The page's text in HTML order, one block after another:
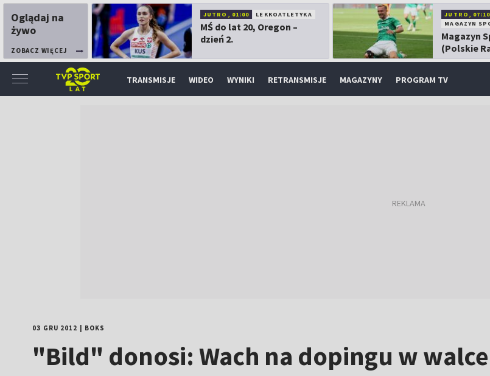
Oglądaj na
żywo
ZOBACZ WIĘCEJ
JUTRO, 01:00 LEKKOATLETYKA
MŚ do lat 20, Oregon –
dzień 2.
JUTRO, 07:10
MAGAZYN
Magazyn
(Polskie
TRANSMISJE WIDEO WYNIKI RETRANSMISJE MAGAZYNY PROGRAM TV
03 GRU 2012 BOKS
"Bild" donosi: Wach na dopingu w